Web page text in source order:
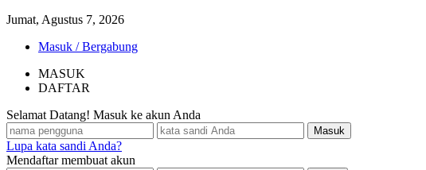
Jumat, Agustus 7, 2026
Masuk / Bergabung
MASUK
DAFTAR
Selamat Datang! Masuk ke akun Anda
Lupa kata sandi Anda?
Mendaftar membuat akun